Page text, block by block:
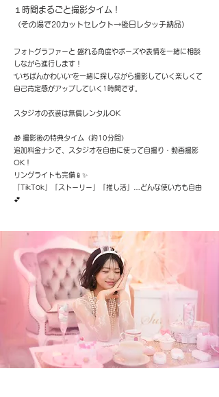
１時間まるごと撮影タイム！
（その場で20カットセレクト→後日レタッチ納品）
フォトグラファーと 盛れる角度やポーズや表情を一緒に相談
しながら進行します！
“いちばんかわいい”を一緒に探しながら撮影していく 楽しくて
自己肯定感がアップしていく1時間です。
​スタジオの衣装は無償レンタルOK
🎁 撮影後の特典タイム（約10分間）
追加料金ナシで、スタジオを自由に使って自撮り・動画撮影
OK！
リングライトも完備📱✨
「TikTok」「ストーリー」「推し活」…どんな使い方も自由
💕